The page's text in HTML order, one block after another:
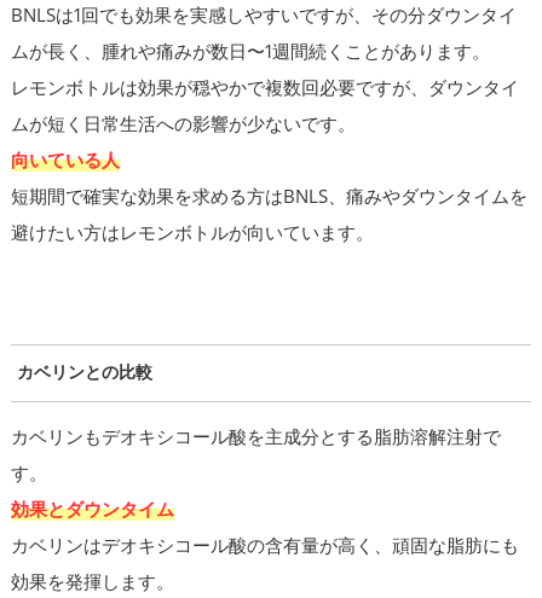
BNLSは1回でも効果を実感しやすいですが、その分ダウンタイ
ムが長く、腫れや痛みが数日〜1週間続くことがあります。
レモンボトルは効果が穏やかで複数回必要ですが、ダウンタイ
ムが短く日常生活への影響が少ないです。
向いている人
短期間で確実な効果を求める方はBNLS、痛みやダウンタイムを
避けたい方はレモンボトルが向いています。
カベリンとの比較
カベリンもデオキシコール酸を主成分とする脂肪溶解注射で
す。
効果とダウンタイム
カベリンはデオキシコール酸の含有量が高く、頑固な脂肪にも
効果を発揮します。